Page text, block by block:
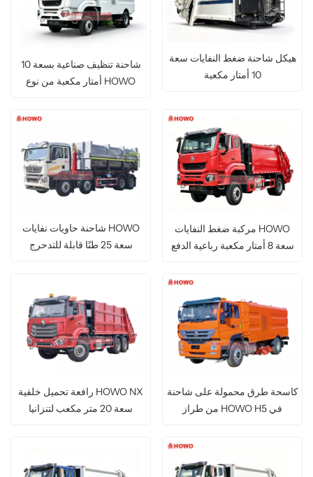
شاحنة تنظيف صناعية بسعة 10
أمتار مكعبة من نوع HOWO
هيكل شاحنة ضغط النفايات سعة
10 أمتار مكعبة
شاحنة حاويات نفايات HOWO
سعة 25 طنًا قابلة للتدحرج
مركبة ضغط النفايات HOWO
سعة 8 أمتار مكعبة رباعية الدفع
رافعة تحميل خلفية HOWO NX
سعة 20 متر مكعب لتنزانيا
كاسحة طرق محمولة على شاحنة
من طراز HOWO H5 في